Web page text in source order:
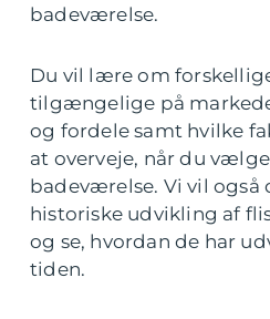
badeværelse.
Du vil lære om
tilgængelige på
og fordele samt hvilke
at overveje, når du
badeværelse. Vi vil også
historiske udvikling af
og se, hvordan de har
tiden.